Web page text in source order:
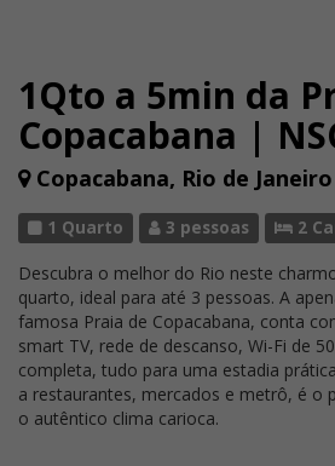
1Qto a 5min da
Copacabana |
Copacabana, Rio de Janeiro
1 Quarto 3 pessoas 2
Descubra o melhor do Rio neste
quarto, ideal para até 3 pessoas. A
famosa Praia de Copacabana, conta
smart TV, rede de descanso, Wi-Fi de
completa, tudo para uma estadia
a restaurantes, mercados e metrô, é o
o autêntico clima carioca.